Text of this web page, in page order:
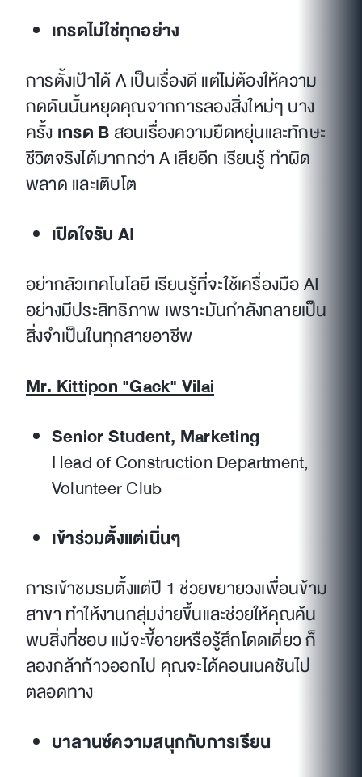
เกรดไม่ใช่ทุกอย่าง
การตั้งเป้าได้ A เป็นเรื่องดี แต่ไม่ต้องให้ความ
กดดันนั้นหยุดคุณจากการลองสิ่งใหม่ๆ บาง
ครั้งเกรด Bสอนเรื่องความยืดหยุ่นและทักษะ
ชีวิตจริงได้มากกว่า A เสียอีก เรียนรู้ ทำผิด
พลาด และเติบโต
เปิดใจรับ AI
อย่ากลัวเทคโนโลยี เรียนรู้ที่จะใช้เครื่องมือ AI
อย่างมีประสิทธิภาพ เพราะมันกำลังกลายเป็น
สิ่งจำเป็นในทุกสายอาชีพ
Mr. Kittipon "Gack" Vilai
Senior Student, Marketing
Head of Construction Department,
Volunteer Club
เข้าร่วมตั้งแต่เนิ่นๆ
การเข้าชมรมตั้งแต่ปี 1 ช่วยขยายวงเพื่อนข้าม
สาขา ทำให้งานกลุ่มง่ายขึ้นและช่วยให้คุณค้น
พบสิ่งที่ชอบ แม้จะขี้อายหรือรู้สึกโดดเดี่ยว ก็
ลองกล้าก้าวออกไป คุณจะได้คอนเนคชันไป
ตลอดทาง
บาลานซ์ความสนุกกับการเรียน